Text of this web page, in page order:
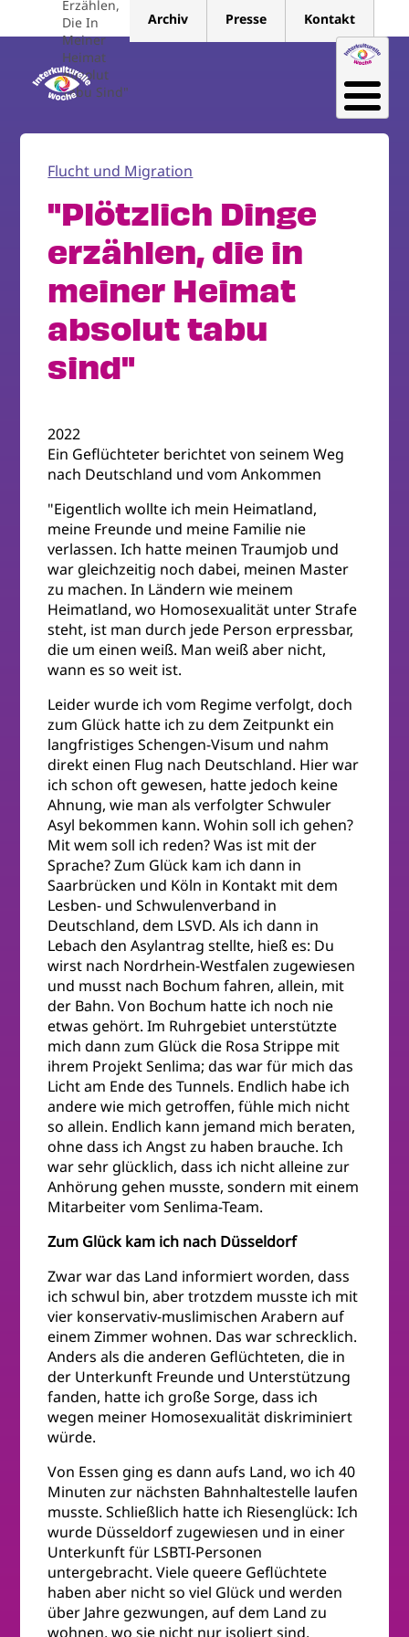
Erzählen,
Die In
Meiner
Heimat
Absolut
Tabu Sind"
Archiv Presse Kontakt
Flucht und Migration
"Plötzlich Dinge
erzählen, die in
meiner Heimat
absolut tabu
sind"
2022
Ein Geflüchteter berichtet von seinem Weg
nach Deutschland und vom Ankommen
"Eigentlich wollte ich mein Heimatland,
meine Freunde und meine Familie nie
verlassen. Ich hatte meinen Traumjob und
war gleichzeitig noch dabei, meinen Master
zu machen. In Ländern wie meinem
Heimatland, wo Homosexualität unter Strafe
steht, ist man durch jede Person erpressbar,
die um einen weiß. Man weiß aber nicht,
wann es so weit ist.
Leider wurde ich vom Regime verfolgt, doch
zum Glück hatte ich zu dem Zeitpunkt ein
langfristiges Schengen-Visum und nahm
direkt einen Flug nach Deutschland. Hier war
ich schon oft gewesen, hatte jedoch keine
Ahnung, wie man als verfolgter Schwuler
Asyl bekommen kann. Wohin soll ich gehen?
Mit wem soll ich reden? Was ist mit der
Sprache? Zum Glück kam ich dann in
Saarbrücken und Köln in Kontakt mit dem
Lesben- und Schwulenverband in
Deutschland, dem LSVD. Als ich dann in
Lebach den Asylantrag stellte, hieß es: Du
wirst nach Nordrhein-Westfalen zugewiesen
und musst nach Bochum fahren, allein, mit
der Bahn. Von Bochum hatte ich noch nie
etwas gehört. Im Ruhrgebiet unterstützte
mich dann zum Glück die Rosa Strippe mit
ihrem Projekt Senlima; das war für mich das
Licht am Ende des Tunnels. Endlich habe ich
andere wie mich getroffen, fühle mich nicht
so allein. Endlich kann jemand mich beraten,
ohne dass ich Angst zu haben brauche. Ich
war sehr glücklich, dass ich nicht alleine zur
Anhörung gehen musste, sondern mit einem
Mitarbeiter vom Senlima-Team.
Zum Glück kam ich nach Düsseldorf
Zwar war das Land informiert worden, dass
ich schwul bin, aber trotzdem musste ich mit
vier konservativ-muslimischen Arabern auf
einem Zimmer wohnen. Das war schrecklich.
Anders als die anderen Geflüchteten, die in
der Unterkunft Freunde und Unterstützung
fanden, hatte ich große Sorge, dass ich
wegen meiner Homosexualität diskriminiert
würde.
Von Essen ging es dann aufs Land, wo ich 40
Minuten zur nächsten Bahnhaltestelle laufen
musste. Schließlich hatte ich Riesenglück: Ich
wurde Düsseldorf zugewiesen und in einer
Unterkunft für LSBTI-Personen
untergebracht. Viele queere Geflüchtete
haben aber nicht so viel Glück und werden
über Jahre gezwungen, auf dem Land zu
wohnen, wo sie nicht nur isoliert sind,